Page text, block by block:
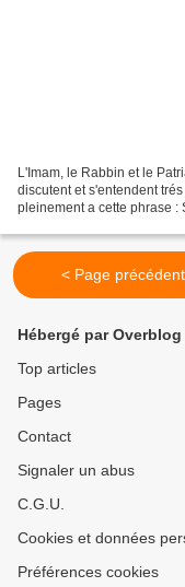
L'Imam, le Rabbin et le
discutent et s'entendent
pleinement a cette phrase :
< Page
Hébergé par Overblog
Top articles
Pages
Contact
Signaler un abus
C.G.U.
Cookies et données
Préférences cookies